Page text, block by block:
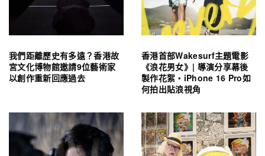
我們距離歷史有多遠？香港故
宮文化博物館邀請9位藝術家
以創作重新回應過去
香港首部Wakesurf主題電影
《浪花男女》| 導演分享幕後
製作花絮・iPhone 16 Pro如
何拍出貼浪視角